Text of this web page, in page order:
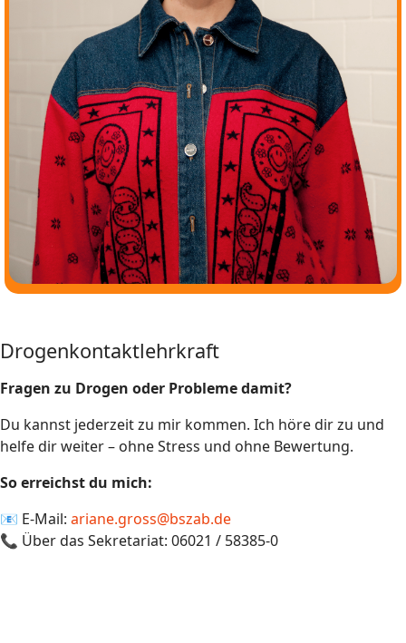
Drogenkontaktlehrkraft
Fragen zu Drogen oder Probleme damit?
Du kannst jederzeit zu mir kommen. Ich höre dir zu und
helfe dir weiter – ohne Stress und ohne Bewertung.
So erreichst du mich:
📧 E-Mail: ariane.gross@bszab.de
📞 Über das Sekretariat: 06021 / 58385-0